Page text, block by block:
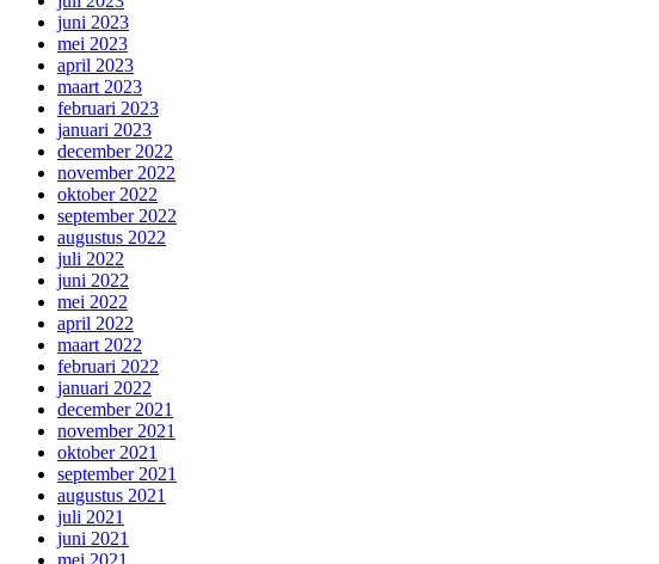
juni 2023
mei 2023
april 2023
maart 2023
februari 2023
januari 2023
december 2022
november 2022
oktober 2022
september 2022
augustus 2022
juli 2022
juni 2022
mei 2022
april 2022
maart 2022
februari 2022
januari 2022
december 2021
november 2021
oktober 2021
september 2021
augustus 2021
juli 2021
juni 2021
mei 2021